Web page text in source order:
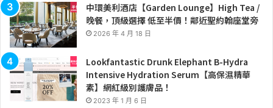
中環美利酒店【Garden Lounge】High Tea /
晚餐，頂級選擇 低至半價！鄰近聖約翰座堂旁
2026 年 4 月 18 日
Lookfantastic Drunk Elephant B-Hydra
Intensive Hydration Serum【高保濕精華
素】網紅級別護膚品！
2023 年 1 月 6 日